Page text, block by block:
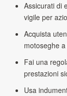
Assicurati di
vigile per
Acquista
motoseghe
Fai una
prestazioni
Usa